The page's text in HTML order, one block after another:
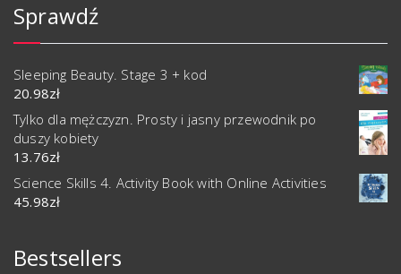
Sprawdź
Sleeping Beauty. Stage 3 + kod
20.98zł
Tylko dla mężczyzn. Prosty i jasny przewodnik po
duszy kobiety
13.76zł
Science Skills 4. Activity Book with Online Activities
45.98zł
Bestsellers